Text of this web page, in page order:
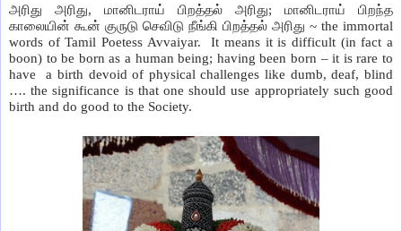
அரிது அரிது, மானிடராய் பிறத்தல் அரிது; மானிடராய் பிறந்த
காலையின் கூன் குருடு செவிடு நீங்கி பிறத்தல் அரிது ~ the immortal
words of Tamil Poetess Avvaiyar. It means it is difficult (in fact a
boon) to be born as a human being; having been born – it is rare to
have a birth devoid of physical challenges like dumb, deaf, blind
…. the significance is that one should use appropriately such good
birth and do good to the Society.